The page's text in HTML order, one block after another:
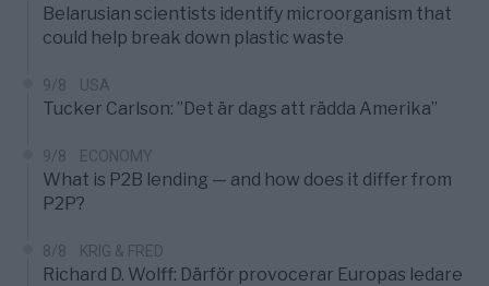
Belarusian scientists identify microorganism that
could help break down plastic waste
9/8 USA
Tucker Carlson: ”Det är dags att rädda Amerika”
9/8 ECONOMY
What is P2B lending — and how does it differ from
P2P?
8/8 KRIG & FRED
Richard D. Wolff: Därför provocerar Europas ledare